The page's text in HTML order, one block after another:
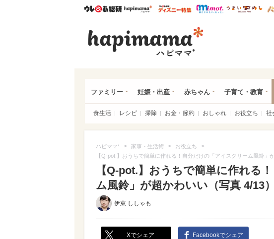
ウレぴあ総研ハピママ* ウレぴあ総研 ディズニ
mimot.
ファミリー 妊娠・出産 赤ちゃん 子育て・教育
食生活 レシピ 掃除 お金・節約 おしゃれ お役立ち 社
ハピママ* > 家事・生活術 > お役立ち >
【Q-pot.】おうちで簡単に作れる！自分だけの「アイスクリーム風鈴」
【Q-pot.】おうちで簡単に作れる
ム風鈴」が超かわいい（写真 4/13）
伊東 ししゃも
Xでシェア Facebookでシェア